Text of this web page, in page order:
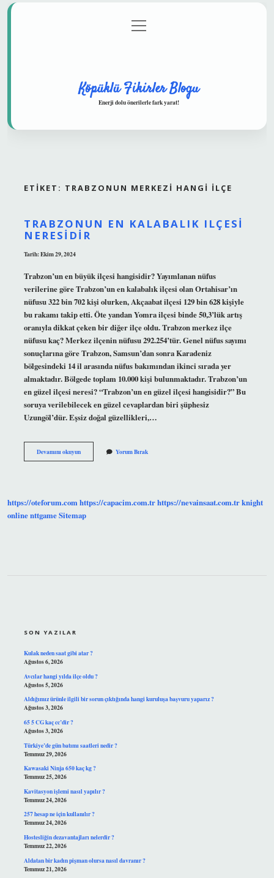
Gizlilik Politikası
menüyü
aç
Köpüklü Fikirler Blogu
Enerji dolu önerilerle fark yarat!
ETIKET: TRABZONUN MERKEZI HANGI ILÇE
TRABZONUN EN KALABALIK ILÇESI
NERESIDIR
Tarih: Ekim 29, 2024
Trabzon’un en büyük ilçesi hangisidir? Yayımlanan nüfus
verilerine göre Trabzon’un en kalabalık ilçesi olan Ortahisar’ın
nüfusu 322 bin 702 kişi olurken, Akçaabat ilçesi 129 bin 628 kişiyle
bu rakamı takip etti. Öte yandan Yomra ilçesi binde 50,3’lük artış
oranıyla dikkat çeken bir diğer ilçe oldu. Trabzon merkez ilçe
nüfusu kaç? Merkez ilçenin nüfusu 292.254’tür. Genel nüfus sayımı
sonuçlarına göre Trabzon, Samsun’dan sonra Karadeniz
bölgesindeki 14 il arasında nüfus bakımından ikinci sırada yer
almaktadır. Bölgede toplam 10.000 kişi bulunmaktadır. Trabzon’un
en güzel ilçesi neresi? “Trabzon’un en güzel ilçesi hangisidir?” Bu
soruya verilebilecek en güzel cevaplardan biri şüphesiz
Uzungöl’dür. Eşsiz doğal güzellikleri,…
Devamını okuyunTrabzonun
En
Yorum Bırak
https://oteforum.comhttps://capacim.com.trhttps://nevainsaat.com.trknight
onlinenttgameSitemap
SON YAZILAR
Kulak neden saat gibi atar ?
Ağustos 6, 2026
Avcılar hangi yılda ilçe oldu ?
Ağustos 5, 2026
Aldığımız ürünle ilgili bir sorun çıktığında hangi kuruluşa başvuru yaparız ?
Ağustos 3, 2026
65 5 CG kaç cc’dir ?
Ağustos 3, 2026
Türkiye’de gün batımı saatleri nedir ?
Temmuz 29, 2026
Kawasaki Ninja 650 kaç kg ?
Temmuz 25, 2026
Kavitasyon işlemi nasıl yapılır ?
Temmuz 24, 2026
257 hesap ne için kullanılır ?
Temmuz 24, 2026
Hostesliğin dezavantajları nelerdir ?
Temmuz 22, 2026
Aldatan bir kadın pişman olursa nasıl davranır ?
Temmuz 21, 2026